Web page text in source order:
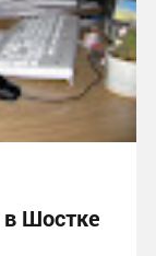
Шостке